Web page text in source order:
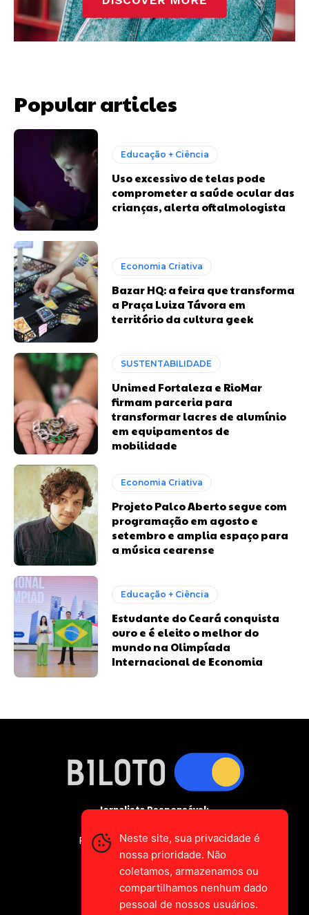
Popular articles
Educação + Ciência
Uso excessivo de telas pode
comprometer a saúde ocular das
crianças, alerta oftalmologista
Economia Criativa
Bazar HQ: a feira que transforma
a Praça Luiza Távora em
território da cultura geek
SUSTENTABILIDADE
Unimed Fortaleza e RioMar
firmam parceria para
transformar lacres de alumínio
em equipamentos de
mobilidade
Economia Criativa
Projeto Palco Aberto segue com
programação em agosto e
setembro e amplia espaço para
a música cearense
Educação + Ciência
Estudante do Ceará conquista
ouro e é eleito o melhor do
mundo na Olimpíada
Internacional de Economia
Jornalista Responsável:
Registro Profissional MTE 2589/CE
falecom@biloto.com.br
Neste site, sua privacidade é
nossa prioridade. Não
coletamos, armazenamos ou
compartilhamos nenhum dado
pessoal de nossos usuários.